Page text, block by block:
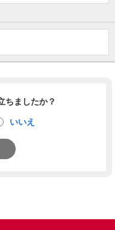
ちましたか？
いいえ